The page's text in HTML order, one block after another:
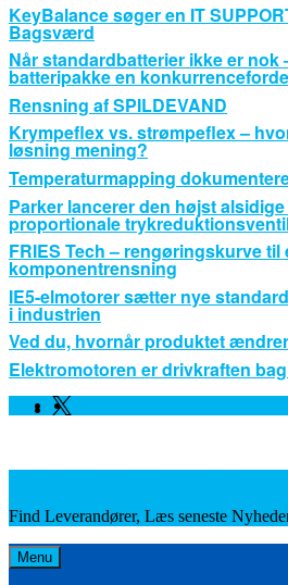
KeyBalance søger en IT
Bagsværd
Når standardbatterier ikke er nok
batteripakke en
Rensning af SPILDEVAND
Krympeflex vs. strømpeflex –
løsning mening?
Temperaturmapping
Parker lancerer den højst
proportionale
FRIES Tech – rengøringskurve til
komponentrensning
IE5-elmotorer sætter nye
i industrien
Ved du, hvornår produktet
Elektromotoren er drivkraften
Facebook
Twitter
Find Leverandører, Læs seneste
Menu